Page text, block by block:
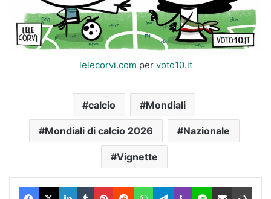
lelecorvi.com per voto10.it
calcio Mondiali
Mondiali di calcio 2026 Nazionale
Vignette
Facebook
X LinkedIn
TumblrPinterest
RedditWhatsAppTelegram
ViberLine Condividi via Email